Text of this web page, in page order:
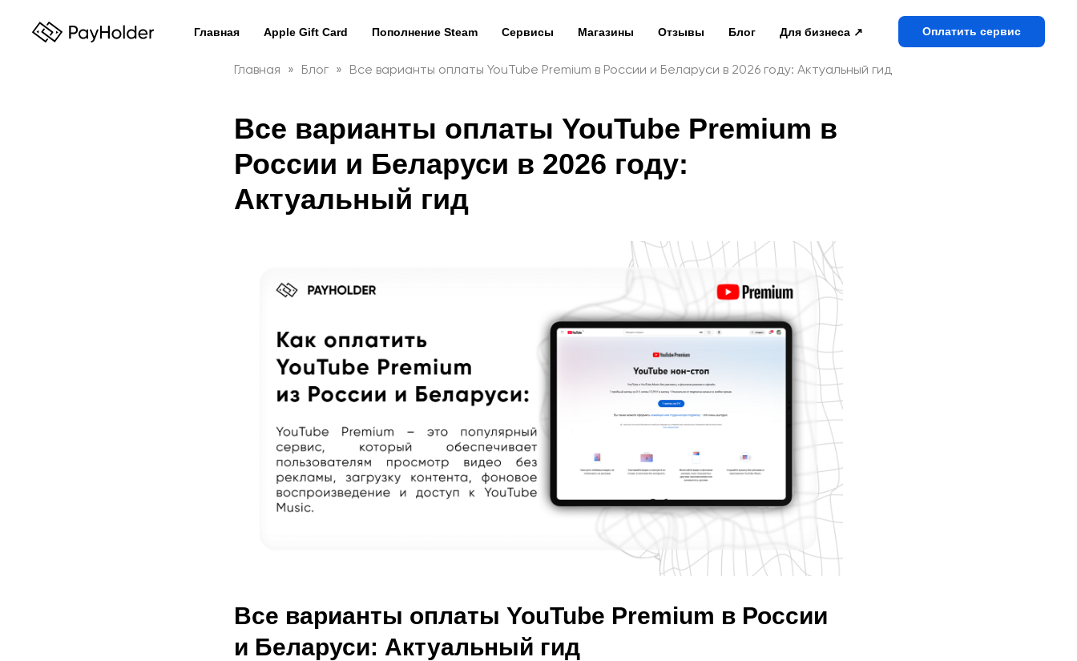
Главная Блог Все варианты оплаты YouTube Premium в России и Беларуси в 2026 году: Актуальный гид
Главная Apple Gift Card Пополнение Steam Сервисы Магазины Отзывы Блог Для бизнеса ↗ Оплатить сервис
Все варианты оплаты YouTube Premium в
России и Беларуси в 2026 году:
Актуальный гид
Все варианты оплаты YouTube Premium в России
и Беларуси: Актуальный гид